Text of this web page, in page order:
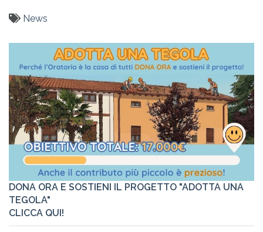
News
DONA ORA E SOSTIENI IL PROGETTO "ADOTTA UNA
TEGOLA"
CLICCA QUI!